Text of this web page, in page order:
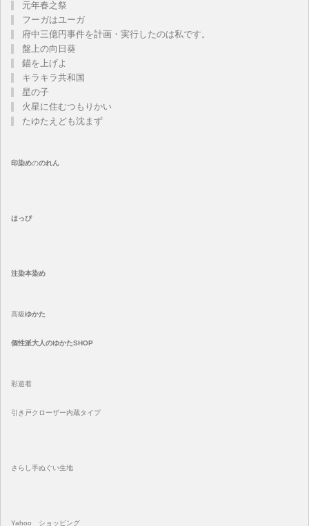
元年春之祭
フーガはユーガ
府中三億円事件を計画・実行したのは私です。
盤上の向日葵
錨を上げよ
キラキラ共和国
星の子
火星に住むつもりかい
たゆたえども沈まず
印染めののれん
はっぴ
注染本染め
高級ゆかた
個性派大人のゆかたSHOP
彩遊着
引き戸クローザー内蔵タイプ
さらし手ぬぐい生地
Yahoo ショッピング